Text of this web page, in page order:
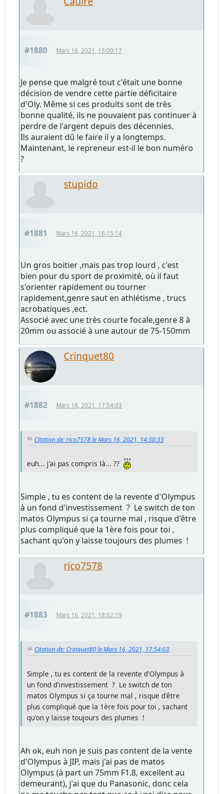
#1880 Mars 16, 2021, 15:00:17
Je pense que malgré tout c'était une bonne
décision de vendre cette partie déficitaire
d'Oly. Même si ces produits sont de très
bonne qualité, ils ne pouvaient pas continuer à
perdre de l'argent depuis des décennies.
Ils auraient dû le faire il y a longtemps.
Maintenant, le repreneur est-il le bon numéro
?
stupido
#1881 Mars 16, 2021, 16:15:14
Un gros boitier ,mais pas trop lourd , c'est
bien pour du sport de proximité, où il faut
s'orienter rapidement ou tourner
rapidement,genre saut en athlétisme , trucs
acrobatiques ,ect.
Associé avec une très courte focale,genre 8 à
20mm ou associé à une autour de 75-150mm
Crinquet80
#1882 Mars 16, 2021, 17:54:03
Citation de: rico7578 le Mars 16, 2021, 14:30:33
euh... j'ai pas compris là... ??
Simple , tu es content de la revente d'Olympus
à un fond d'investissement ? Le switch de ton
matos Olympus si ça tourne mal , risque d'être
plus compliqué que la 1ère fois pour toi ,
sachant qu'on y laisse toujours des plumes !
rico7578
#1883 Mars 16, 2021, 18:02:19
Citation de: Crinquet80 le Mars 16, 2021, 17:54:03
Simple , tu es content de la revente d'Olympus à
un fond d'investissement ? Le switch de ton
matos Olympus si ça tourne mal , risque d'être
plus compliqué que la 1ère fois pour toi , sachant
qu'on y laisse toujours des plumes !
Ah ok, euh non je suis pas content de la vente
d'Olympus à JIP, mais j'ai pas de matos
Olympus (à part un 75mm F1.8, excellent au
demeurant), j'ai que du Panasonic, donc cela